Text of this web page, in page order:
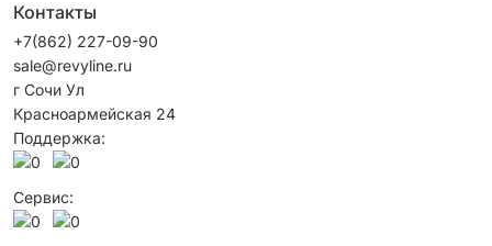
Контакты
+7(862) 227-09-90
sale@revyline.ru
г Сочи Ул
Красноармейская 24
Поддержка:
Сервис: